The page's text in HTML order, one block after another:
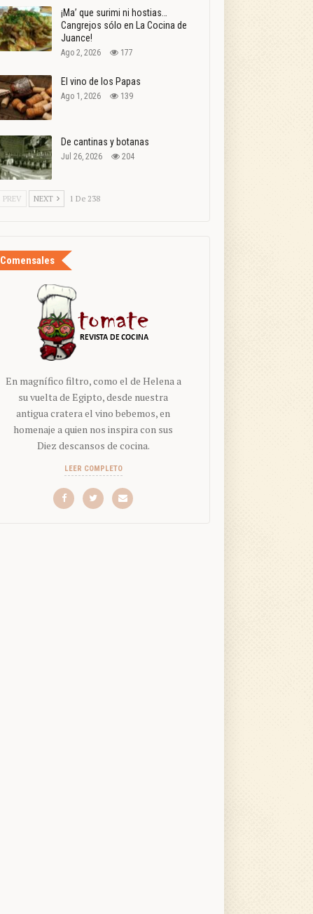
¡Ma’ que surimi ni hostias…
Cangrejos sólo en La Cocina de
Juance!
Ago 2, 2026 177
El vino de los Papas
Ago 1, 2026 139
De cantinas y botanas
Jul 26, 2026 204
PREV NEXT 1 De 238
Comensales
En magnífico filtro, como el de Helena a
su vuelta de Egipto, desde nuestra
antigua cratera el vino bebemos, en
homenaje a quien nos inspira con sus
Diez descansos de cocina.
LEER COMPLETO